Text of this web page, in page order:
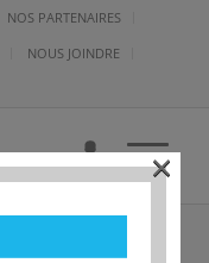
NOS PARTENAIRES
NOUS JOINDRE
×